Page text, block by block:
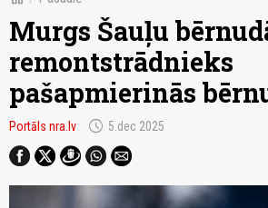
Murgs Šauļu
remontstrādnieks
pašapmierinās
Portāls nra.lv schedule 5.dec 2025